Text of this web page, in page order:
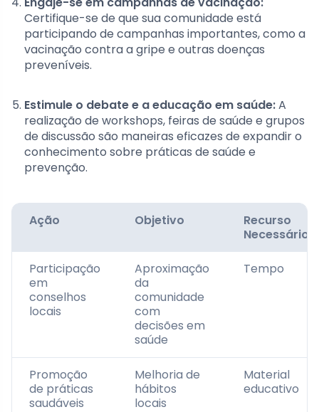
Certifique-se de que sua comunidade está
participando de campanhas importantes, como a
vacinação contra a gripe e outras doenças
preveníveis.
Estimule o debate e a educação em saúde:A
realização de workshops, feiras de saúde e grupos
de discussão são maneiras eficazes de expandir o
conhecimento sobre práticas de saúde e
prevenção.
Ação Objetivo
Recurso
Necessário
Participação
em
conselhos
locais
Aproximação
da
comunidade
com
decisões em
saúde
Tempo
Promoção
de práticas
saudáveis
Melhoria de
hábitos
locais
Material
educativo